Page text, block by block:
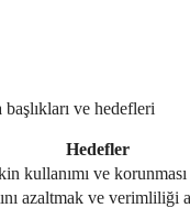
ve hedefleri
Hedefler
kullanımı ve korunması
azaltmak ve verimliliği